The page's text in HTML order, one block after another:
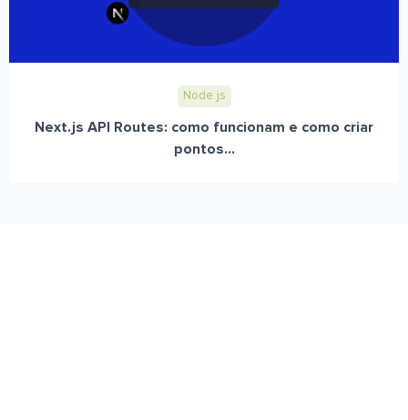
Node.js
Next.js API Routes: como funcionam e como criar
pontos...